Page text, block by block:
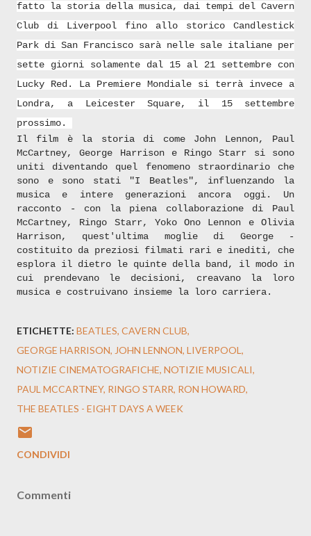
fatto la storia della musica, dai tempi del Cavern
Club di Liverpool fino allo storico Candlestick
Park di San Francisco sarà nelle sale italiane per
sette giorni solamente dal 15 al 21 settembre con
Lucky Red. La Premiere Mondiale si terrà invece a
Londra, a Leicester Square, il 15 settembre
prossimo.
Il film è la storia di come John Lennon, Paul
McCartney, George Harrison e Ringo Starr si sono
uniti diventando quel fenomeno straordinario che
sono e sono stati "I Beatles", influenzando la
musica e intere generazioni ancora oggi. Un
racconto - con la piena collaborazione di Paul
McCartney, Ringo Starr, Yoko Ono Lennon e Olivia
Harrison, quest'ultima moglie di George -
costituito da preziosi filmati rari e inediti, che
esplora il dietro le quinte della band, il modo in
cui prendevano le decisioni, creavano la loro
musica e costruivano insieme la loro carriera.
ETICHETTE: BEATLES CAVERN CLUB
GEORGE HARRISON JOHN LENNON LIVERPOOL
NOTIZIE CINEMATOGRAFICHE NOTIZIE MUSICALI
PAUL MCCARTNEY RINGO STARR RON HOWARD
THE BEATLES - EIGHT DAYS A WEEK
CONDIVIDI
Commenti